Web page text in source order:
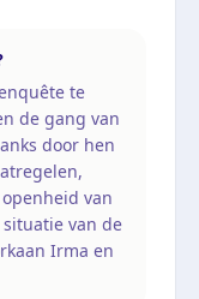
te
de gang van
door hen
van
van de
Irma en